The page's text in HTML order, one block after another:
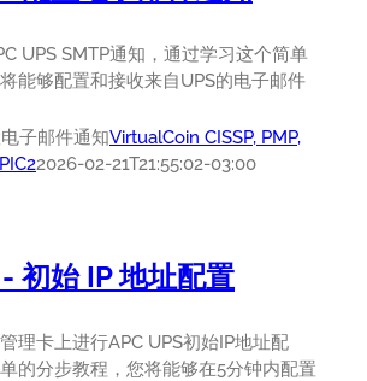
UPS SMTP通知，通过学习这个简单
能够配置和接收来自UPS的电子邮件
子邮件通知VirtualCoin CISSP, PMP,
2026-02-21T21:55:02-03:00
初始 IP 地址配置
理卡上进行APC UPS初始IP地址配
的分步教程，您将能够在5分钟内配置